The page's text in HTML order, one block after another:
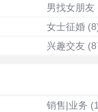
男找女朋友
女士征婚
兴趣交友
销售|业务